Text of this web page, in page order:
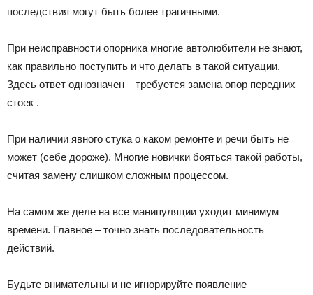
последствия могут быть более трагичными.
При неисправности опорника многие автолюбители не знают,
как правильно поступить и что делать в такой ситуации.
Здесь ответ однозначен – требуется замена опор передних
стоек .
При наличии явного стука о каком ремонте и речи быть не
может (себе дороже). Многие новички бояться такой работы,
считая замену слишком сложным процессом.
На самом же деле на все манипуляции уходит минимум
времени. Главное – точно знать последовательность
действий.
Будьте внимательны и не игнорируйте появление